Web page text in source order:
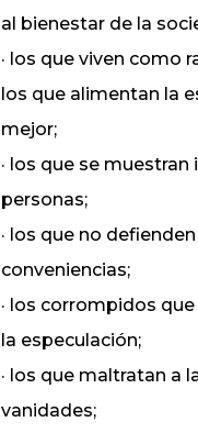
al bienestar de la
· los que viven como
los que alimentan la
mejor;
· los que se
personas;
· los que no
conveniencias;
· los corrompidos
la especulación;
· los que maltratan a
vanidades;